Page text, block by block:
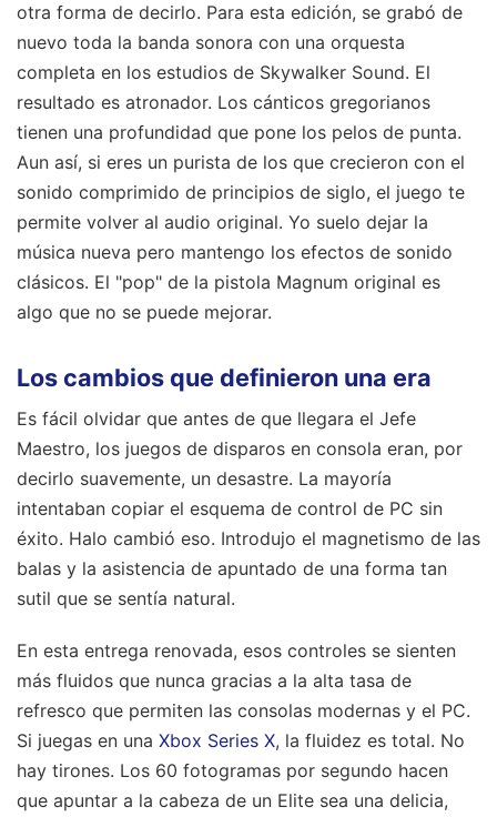
otra forma de decirlo. Para esta edición, se grabó de
nuevo toda la banda sonora con una orquesta
completa en los estudios de Skywalker Sound. El
resultado es atronador. Los cánticos gregorianos
tienen una profundidad que pone los pelos de punta.
Aun así, si eres un purista de los que crecieron con el
sonido comprimido de principios de siglo, el juego te
permite volver al audio original. Yo suelo dejar la
música nueva pero mantengo los efectos de sonido
clásicos. El "pop" de la pistola Magnum original es
algo que no se puede mejorar.
Los cambios que definieron una era
Es fácil olvidar que antes de que llegara el Jefe
Maestro, los juegos de disparos en consola eran, por
decirlo suavemente, un desastre. La mayoría
intentaban copiar el esquema de control de PC sin
éxito. Halo cambió eso. Introdujo el magnetismo de las
balas y la asistencia de apuntado de una forma tan
sutil que se sentía natural.
En esta entrega renovada, esos controles se sienten
más fluidos que nunca gracias a la alta tasa de
refresco que permiten las consolas modernas y el PC.
Si juegas en una Xbox Series X, la fluidez es total. No
hay tirones. Los 60 fotogramas por segundo hacen
que apuntar a la cabeza de un Elite sea una delicia,